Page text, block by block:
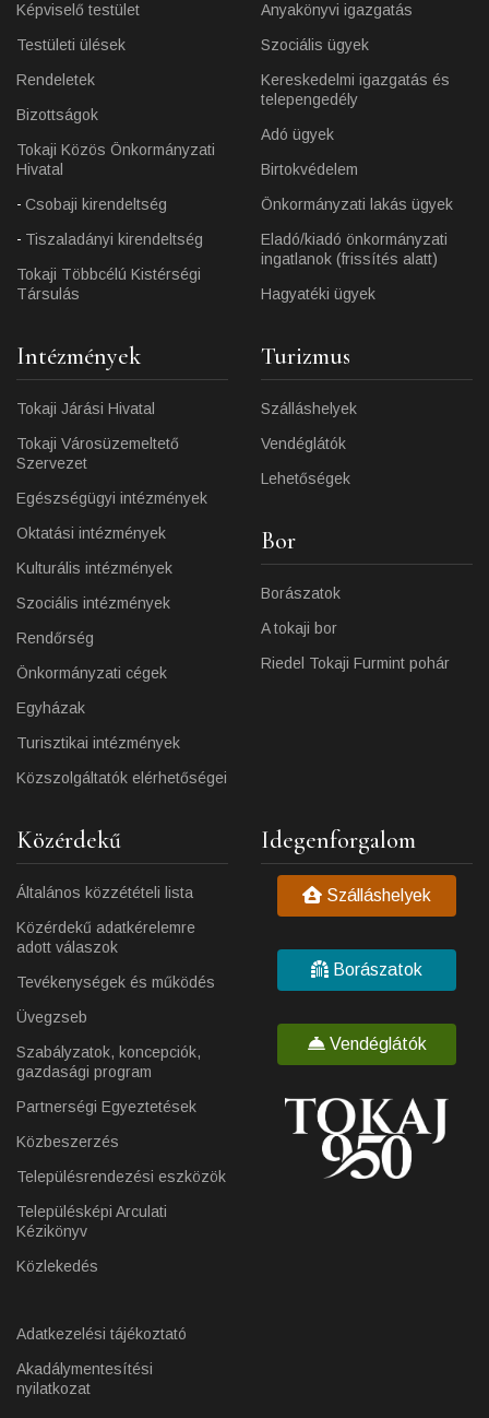
Képviselő testület
Testületi ülések
Rendeletek
Bizottságok
Tokaji Közös Önkormányzati
Hivatal
Csobaji kirendeltség
Tiszaladányi kirendeltség
Tokaji Többcélú Kistérségi
Társulás
Anyakönyvi igazgatás
Szociális ügyek
Kereskedelmi igazgatás és
telepengedély
Adó ügyek
Birtokvédelem
Önkormányzati lakás ügyek
Eladó/kiadó önkormányzati
ingatlanok (frissítés alatt)
Hagyatéki ügyek
Intézmények
Tokaji Járási Hivatal
Tokaji Városüzemeltető
Szervezet
Egészségügyi intézmények
Oktatási intézmények
Kulturális intézmények
Szociális intézmények
Rendőrség
Önkormányzati cégek
Egyházak
Turisztikai intézmények
Közszolgáltatók elérhetőségei
Turizmus
Szálláshelyek
Vendéglátók
Lehetőségek
Bor
Borászatok
A tokaji bor
Riedel Tokaji Furmint pohár
Közérdekű
Általános közzétételi lista
Közérdekű adatkérelemre
adott válaszok
Tevékenységek és működés
Üvegzseb
Szabályzatok, koncepciók,
gazdasági program
Partnerségi Egyeztetések
Közbeszerzés
Településrendezési eszközök
Településképi Arculati
Kézikönyv
Közlekedés
Adatkezelési tájékoztató
Akadálymentesítési
nyilatkozat
Idegenforgalom
Szálláshelyek
Borászatok
Vendéglátók